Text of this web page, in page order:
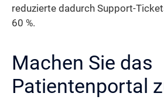
reduzierte dadurch Support-
60 %.
Machen Sie das
Patientenportal